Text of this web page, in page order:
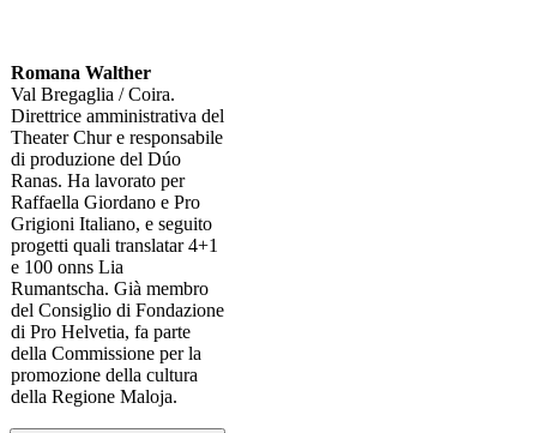
Romana Walther
Val Bregaglia / Coira.
Direttrice amministrativa del
Theater Chur e responsabile
di produzione del Dúo
Ranas. Ha lavorato per
Raffaella Giordano e Pro
Grigioni Italiano, e seguito
progetti quali translatar 4+1
e 100 onns Lia
Rumantscha. Già membro
del Consiglio di Fondazione
di Pro Helvetia, fa parte
della Commissione per la
promozione della cultura
della Regione Maloja.